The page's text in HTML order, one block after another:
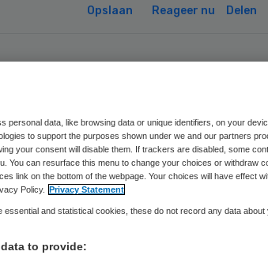
Opslaan Reageer nu Delen
media-
na dood
personal data, like browsing data or unique identifiers, on your
to support the purposes shown under we and our partners
your consent will disable them. If trackers are disabled, some
You can resurface this menu to change your choices or withdraw
link on the bottom of the webpage. Your choices will have effect
Policy. Privacy Statement
essential and statistical cookies, these do not record any data about
to provide: